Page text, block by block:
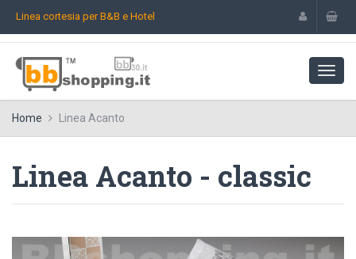
Linea cortesia per B&B e Hotel
Home Linea Acanto
Linea Acanto - classic